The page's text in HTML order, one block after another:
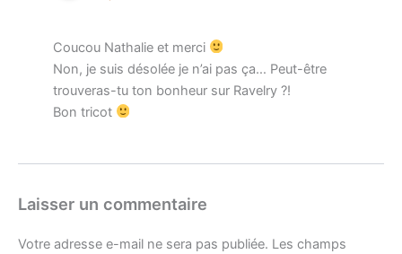
Coucou Nathalie et merci
Non, je suis désolée je n’ai pas ça… Peut-être
trouveras-tu ton bonheur sur Ravelry ?!
Bon tricot
Laisser un commentaire
Votre adresse e-mail ne sera pas publiée. Les champs